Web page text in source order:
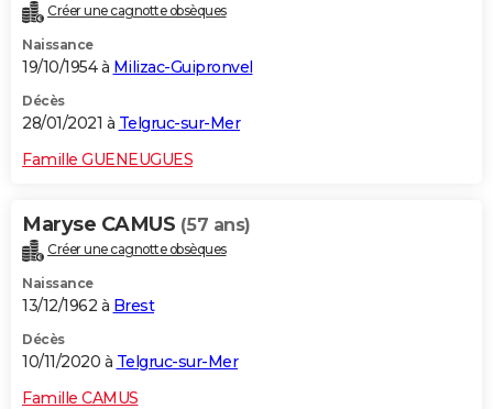
Créer une cagnotte obsèques
Naissance
19/10/1954 à Milizac-Guipronvel
Décès
28/01/2021 à Telgruc-sur-Mer
Famille GUENEUGUES
Maryse CAMUS (57 ans)
Créer une cagnotte obsèques
Naissance
13/12/1962 à Brest
Décès
10/11/2020 à Telgruc-sur-Mer
Famille CAMUS